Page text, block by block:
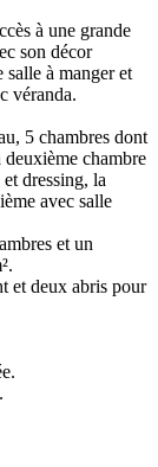
à une grande
son décor
salle à manger et
véranda.
5 chambres dont
deuxième chambre
dressing, la
avec salle
et un
et deux abris pour